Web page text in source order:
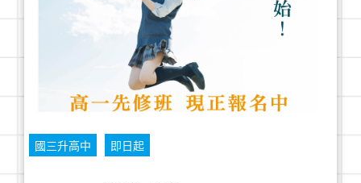
國三升高中 即日起